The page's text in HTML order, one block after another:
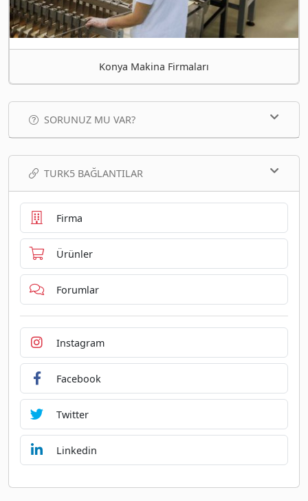
Konya Makina Firmaları
SORUNUZ MU VAR?
TURK5 BAĞLANTILAR
Firma
Ürünler
Forumlar
Instagram
Facebook
Twitter
Linkedin